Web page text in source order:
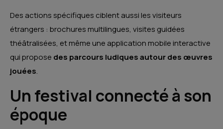
Des actions spécifiques ciblent aussi les visiteurs
étrangers : brochures multilingues, visites guidées
théâtralisées, et même une application mobile interactive
qui propose des parcours ludiques autour des œuvres
jouées.
Un festival connecté à son
époque